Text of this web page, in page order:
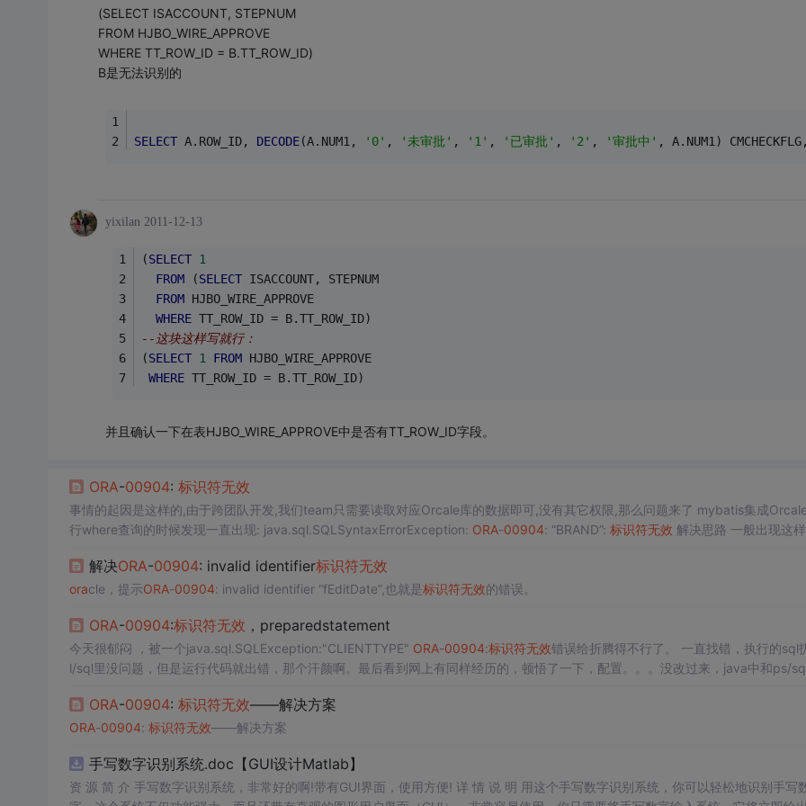
(SELECT ISACCOUNT, STEPNUM
FROM HJBO_WIRE_APPROVE
WHERE TT_ROW_ID = B.TT_ROW_ID)
B是无法识别的
SELECT A.ROW_ID, DECODE(A.NUM1, '0' , '未审批' , '1' , '已审批' , '2' , '审批中' , A.NUM1)
yixilan 2011-12-13
(SELECT 1
FROM (SELECT ISACCOUNT, STEPNUM
FROM HJBO_WIRE_APPROVE
WHERE TT_ROW_ID = B.TT_ROW_ID)
--这块这样写就行：
(SELECT 1 FROM HJBO_WIRE_APPROVE
WHERE TT_ROW_ID = B.TT_ROW_ID)
并且确认一下在表HJBO_WIRE_APPROVE中是否有TT_ROW_ID字段。
ORA-00904: 标识符无效
事情的起因是这样的,由于跨团队开发,我们team只需要读取对应Orcale库的数据即可,没有其它权限,那么问题来了 mybatis集成
行where查询的时候发现一直出现: java.sql.SQLSyntaxErrorException: ORA-00904: “BRAND”: 标识符无效 解决思路 一般出现这样问题
有限,仔细核对发现别的团队使用
解决ORA-00904: invalid identifier标识符无效
oracle，提示ORA-00904: invalid identifier “fEditDate”,也就是标识符无效的错误。
ORA-00904:标识符无效 ，preparedstatement
今天很郁闷 ，被一个java.sql.SQLException:"CLIENTTYPE" ORA-00904:标识符无效错误给折腾得不行了。 一直找错，执行的sql
l/sql里没问题，但是运行代码就出错，那个汗颜啊。最后看到网上有同样经历的，顿悟了一下，配置。。。没改过来，java中和ps/
ORA-00904: 标识符无效——解决方案
ORA-00904: 标识符无效——解决方案
手写数字识别系统.doc【GUI设计Matlab】
资 源 简 介 手写数字识别系统，非常好的啊!带有GUI界面，使用方便! 详 情 说 明 用这个手写数字识别系统，你可以轻松地识别手写